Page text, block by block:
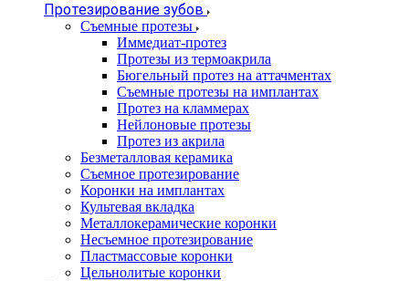
Протезирование зубов
Съемные протезы
Иммедиат-протез
Протезы из термоакрила
Бюгельный протез на аттачментах
Съемные протезы на имплантах
Протез на кламмерах
Нейлоновые протезы
Протез из акрила
Безметалловая керамика
Съемное протезирование
Коронки на имплантах
Культевая вкладка
Металлокерамические коронки
Несъемное протезирование
Пластмассовые коронки
Цельнолитые коронки